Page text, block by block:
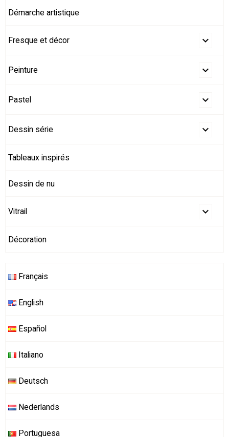
Démarche artistique
Fresque et décor
Peinture
Pastel
Dessin série
Tableaux inspirés
Dessin de nu
Vitrail
Décoration
Français
English
Español
Italiano
Deutsch
Nederlands
Portuguesa